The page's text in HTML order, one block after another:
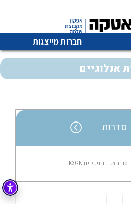
חברות מייצגות
| זמינות
והמובילה בישראל בשיווק
ופעילה ב7 תחומים:
חשמלית
אנלוגיים
סדרות
סדרת צגים דיגיטליים K3GN